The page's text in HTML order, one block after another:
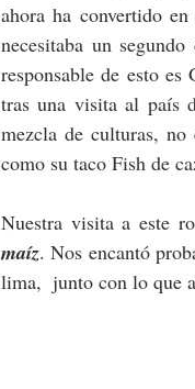
ahora ha convertido
necesitaba un
responsable de esto
tras una visita al país
mezcla de culturas, no
Nuestra visita a este
maíz. Nos encantó
lima,  junto con lo que